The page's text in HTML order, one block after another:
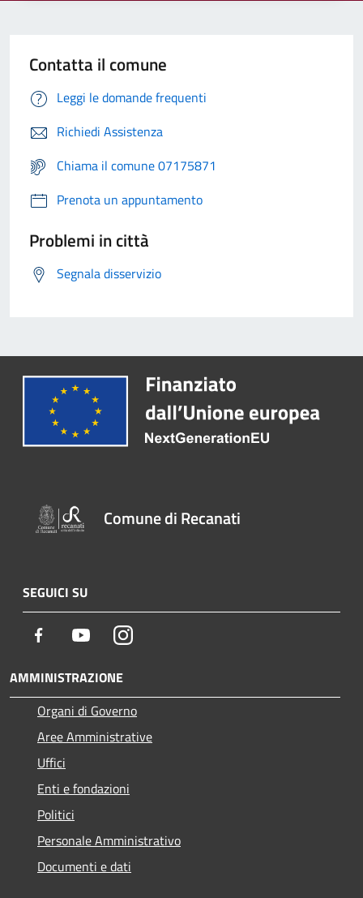
Contatta il comune
Leggi le domande frequenti
Richiedi Assistenza
Chiama il comune 07175871
Prenota un appuntamento
Problemi in città
Segnala disservizio
Comune di Recanati
SEGUICI SU
Facebook YoutubeInstagram
AMMINISTRAZIONE
Organi di Governo
Aree Amministrative
Uffici
Enti e fondazioni
Politici
Personale Amministrativo
Documenti e dati